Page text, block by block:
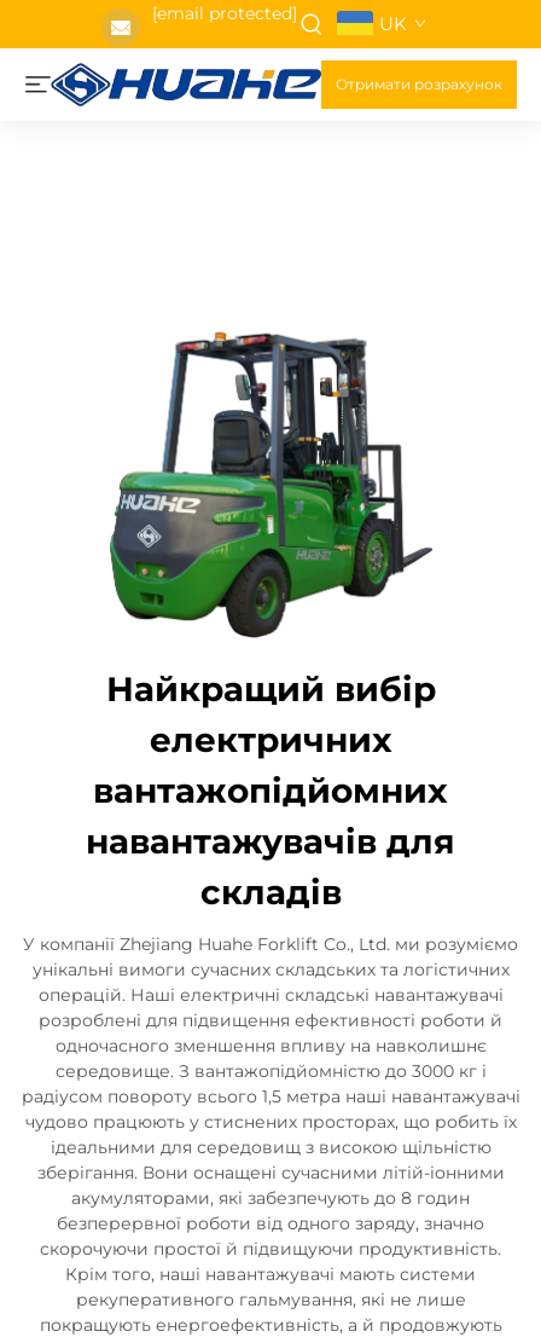
[email protected] UK
Отримати розрахунок
Найкращий вибір
електричних
вантажопідйомних
навантажувачів для
складів
У компанії Zhejiang Huahe Forklift Co., Ltd. ми розуміємо
унікальні вимоги сучасних складських та логістичних
операцій. Наші електричні складські навантажувачі
розроблені для підвищення ефективності роботи й
одночасного зменшення впливу на навколишнє
середовище. З вантажопідйомністю до 3000 кг і
радіусом повороту всього 1,5 метра наші навантажувачі
чудово працюють у стиснених просторах, що робить їх
ідеальними для середовищ з високою щільністю
зберігання. Вони оснащені сучасними літій-іонними
акумуляторами, які забезпечують до 8 годин
безперервної роботи від одного заряду, значно
скорочуючи простої й підвищуючи продуктивність.
Крім того, наші навантажувачі мають системи
рекуперативного гальмування, які не лише
покращують енергоефективність, а й продовжують